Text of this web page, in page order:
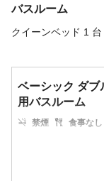
バスルーム
クイーンベッド 1 台
ベーシック ダブ
用バスルーム
禁煙 食事なし